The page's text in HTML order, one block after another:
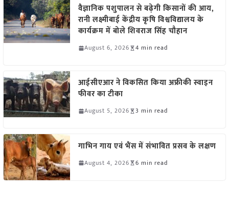
वैज्ञानिक पशुपालन से बढ़ेगी किसानों की आय,
रानी लक्ष्मीबाई केंद्रीय कृषि विश्वविद्यालय के
कार्यक्रम में बोले शिवराज सिंह चौहान
August 6, 2026 4 min read
आईसीएआर ने विकसित किया अफ्रीकी स्वाइन
फीवर का टीका
August 5, 2026 3 min read
गाभिन गाय एवं भैंस में संभावित प्रसव के लक्षण
August 4, 2026 6 min read